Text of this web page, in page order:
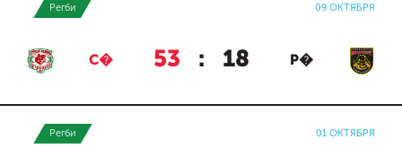
Регби 09 ОКТЯБРЯ
С� 53 : 18 Р�
Регби 01 ОКТЯБРЯ